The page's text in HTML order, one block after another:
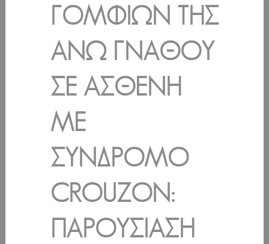
ΓΟΜΦΊΩΝ ΤΗΣ
ΆΝΩ ΓΝΆΘΟΥ
ΣΕ ΑΣΘΕΝΉ
ΜΕ
ΣΎΝΔΡΟΜΟ
CROUZON:
ΠΑΡΟΥΣΊΑΣΗ